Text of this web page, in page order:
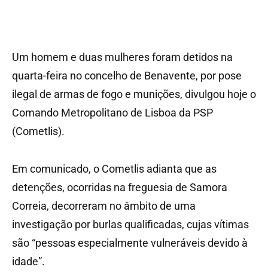
Um homem e duas mulheres foram detidos na
quarta-feira no concelho de Benavente, por pose
ilegal de armas de fogo e munições, divulgou hoje o
Comando Metropolitano de Lisboa da PSP
(Cometlis).
Em comunicado, o Cometlis adianta que as
detenções, ocorridas na freguesia de Samora
Correia, decorreram no âmbito de uma
investigação por burlas qualificadas, cujas vítimas
são “pessoas especialmente vulneráveis devido à
idade”.